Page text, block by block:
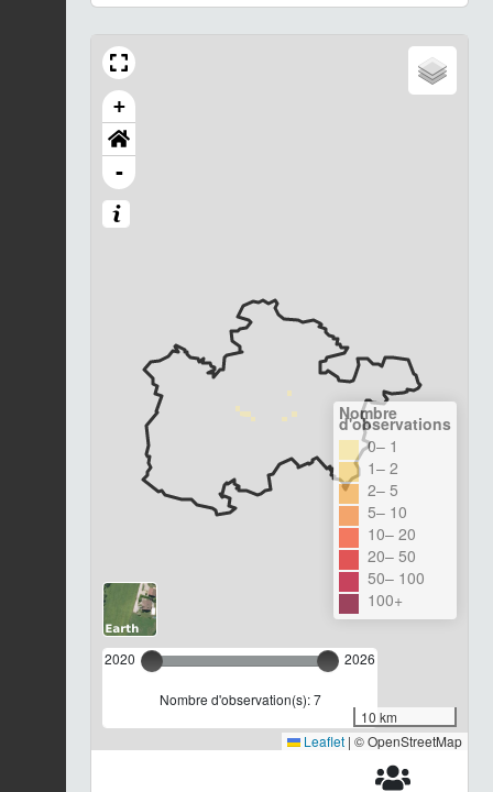
+
-
2020 2026
Nombre d'observation(s): 7
Nombre
d'observations
0– 1
1– 2
2– 5
5– 10
10– 20
20– 50
50– 100
100+
10 km
Leaflet | © OpenStreetMap